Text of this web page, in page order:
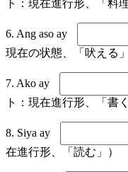
ト：現在進行形、「料
6. Ang aso ay
現在の状態、「吠える」
7. Ako ay
ト：現在進行形、「書く
8. Siya ay
在進行形、「読む」）